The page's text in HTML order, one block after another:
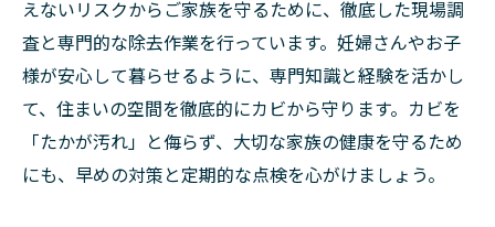
えないリスクからご家族を守るために、徹底した現場調
査と専門的な除去作業を行っています。妊婦さんやお子
様が安心して暮らせるように、専門知識と経験を活かし
て、住まいの空間を徹底的にカビから守ります。カビを
「たかが汚れ」と侮らず、大切な家族の健康を守るため
にも、早めの対策と定期的な点検を心がけましょう。